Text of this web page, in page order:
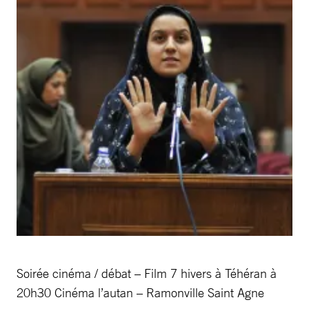
Soirée cinéma / débat – Film 7 hivers à Téhéran à
20h30 Cinéma l’autan – Ramonville Saint Agne